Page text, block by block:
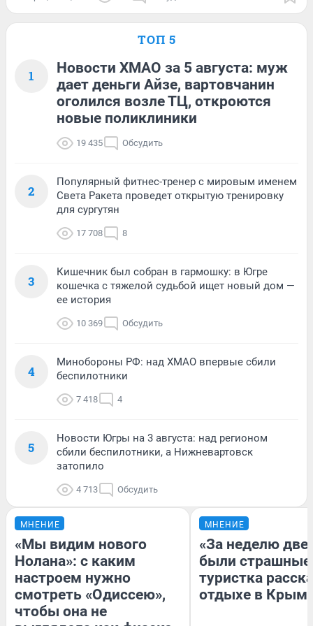
ТОП 5
1
Новости ХМАО за 5 августа: муж
дает деньги Айзе, вартовчанин
оголился возле ТЦ, откроются
новые поликлиники
19 435 Обсудить
2
Популярный фитнес-тренер с мировым именем
Света Ракета проведет открытую тренировку
для сургутян
17 708 8
3
Кишечник был собран в гармошку: в Югре
кошечка с тяжелой судьбой ищет новый дом —
ее история
10 369 Обсудить
4
Минобороны РФ: над ХМАО впервые сбили
беспилотники
7 418 4
5
Новости Югры на 3 августа: над регионом
сбили беспилотники, а Нижневартовск
затопило
4 713 Обсудить
МНЕНИЕ
«Мы видим нового
Нолана»: с каким
настроем нужно
смотреть «Одиссею»,
чтобы она не
МНЕНИЕ
«За неделю две
были
туристка
отдыхе в